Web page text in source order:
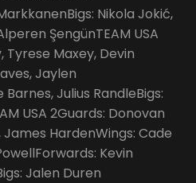
Nikola Jokić,
ŞengünTEAM USA
Tyrese Maxey, Devin
Jaylen
Julius RandleBigs:
USA 2Guards: Donovan
James HardenWings: Cade
Kevin
Jalen Duren